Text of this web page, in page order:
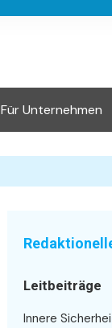
Für Unternehmen
Leitbeiträge
Innere